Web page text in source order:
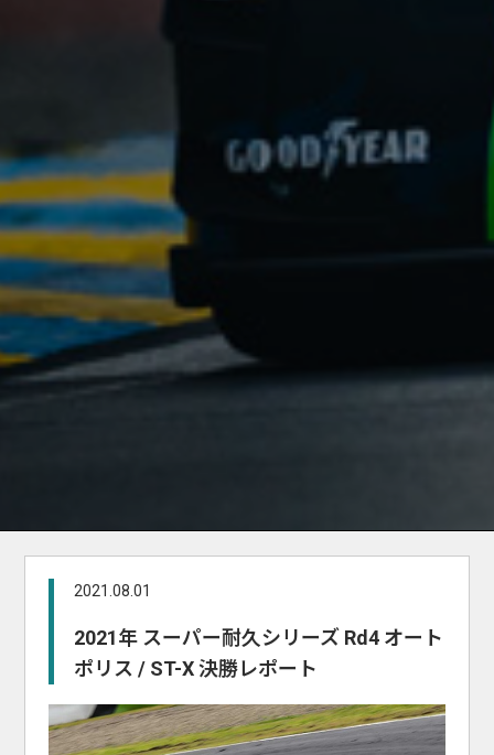
2021.08.01
2021年 スーパー耐久シリーズ Rd4 オート
ポリス / ST-X 決勝レポート